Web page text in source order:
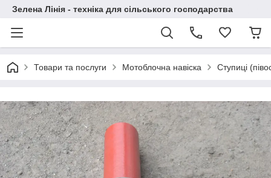
Зелена Лінія - техніка для сільського господарства
Товари та послуги Мотоблочна навіска Ступиці